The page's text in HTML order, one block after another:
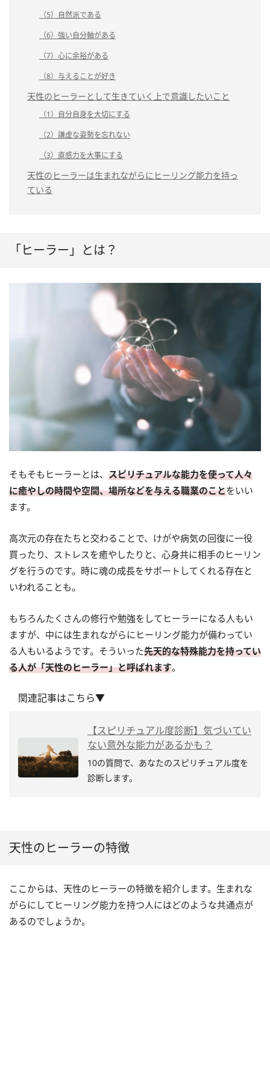
（5）自然派である
（6）強い自分軸がある
（7）心に余裕がある
（8）与えることが好き
天性のヒーラーとして生きていく上で意識したいこと
（1）自分自身を大切にする
（2）謙虚な姿勢を忘れない
（3）直感力を大事にする
天性のヒーラーは生まれながらにヒーリング能力を持っ
ている
「ヒーラー」とは？
そもそもヒーラーとは、 スピリチュアルな能力を使って人々
に癒やしの時間や空間、場所などを与える職業のことをいい
ます。
高次元の存在たちと交わることで、けがや病気の回復に一役
買ったり、ストレスを癒やしたりと、心身共に相手のヒーリン
グを行うのです。時に魂の成長をサポートしてくれる存在と
いわれることも。
もちろんたくさんの修行や勉強をしてヒーラーになる人もい
ますが、中には生まれながらにヒーリング能力が備わってい
る人もいるようです。そういった先天的な特殊能力を持ってい
る人が「天性のヒーラー」と呼ばれます。
関連記事はこちら▼
【スピリチュアル度診断】気づいてい
ない意外な能力があるかも？
10の質問で、あなたのスピリチュアル度を
診断します。
天性のヒーラーの特徴
ここからは、天性のヒーラーの特徴を紹介します。生まれな
がらにしてヒーリング能力を持つ人にはどのような共通点が
あるのでしょうか。